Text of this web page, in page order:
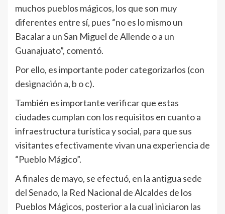
muchos pueblos mágicos, los que son muy
diferentes entre sí, pues “no es lo mismo un
Bacalar a un San Miguel de Allende o a un
Guanajuato”, comentó.
Por ello, es importante poder categorizarlos (con
designación a, b o c).
También es importante verificar que estas
ciudades cumplan con los requisitos en cuanto a
infraestructura turística y social, para que sus
visitantes efectivamente vivan una experiencia de
“Pueblo Mágico”.
A finales de mayo, se efectuó, en la antigua sede
del Senado, la Red Nacional de Alcaldes de los
Pueblos Mágicos, posterior a la cual iniciaron las